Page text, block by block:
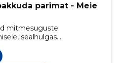
parimat - Meie
mitmesuguste
sealhulgas